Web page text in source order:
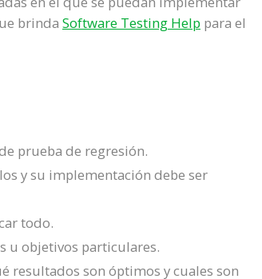
brinda Software Testing Help para el
prueba de regresión.
y su implementación debe ser
todo.
u objetivos particulares.
resultados son óptimos y cuales son